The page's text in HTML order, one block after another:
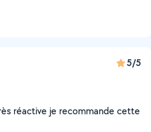
5/5
réactive je recommande cette